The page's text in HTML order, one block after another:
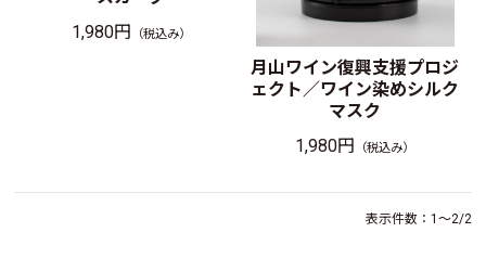
1,980円 （税込み）
月山ワイン復興支援プロジ
ェクト／ワイン染めシルク
マスク
1,980円 （税込み）
表示件数：1～2/2